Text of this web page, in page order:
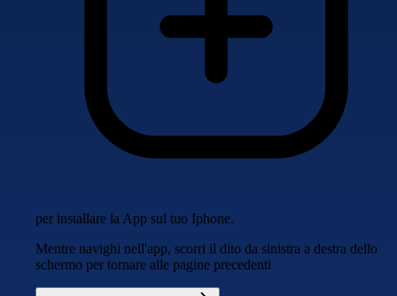
per installare la App sul tuo Iphone.
Mentre navighi nell'app, scorri il dito da sinistra a destra dello
schermo per tornare alle pagine precedenti